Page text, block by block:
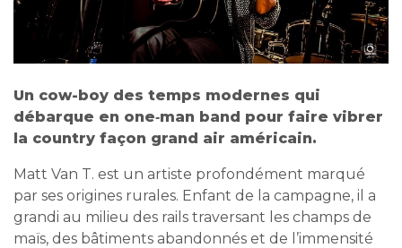
Un cow-boy des temps modernes qui
débarque en one‑man band pour faire vibrer
la country façon grand air américain.
Matt Van T. est un artiste profondément marqué
par ses origines rurales. Enfant de la campagne, il a
grandi au milieu des rails traversant les champs de
maïs, des bâtiments abandonnés et de l’immensité